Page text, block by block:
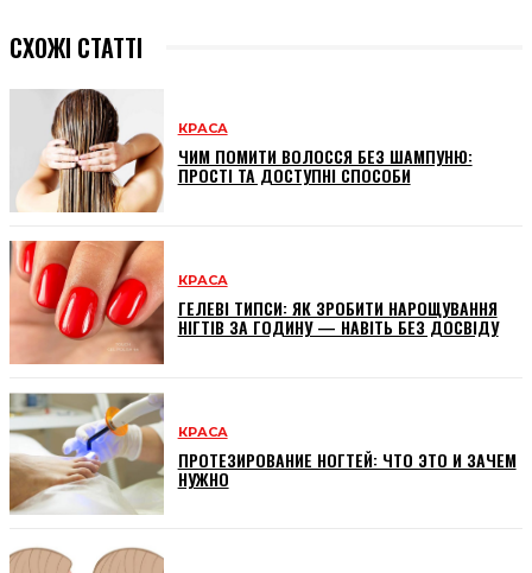
СХОЖІ СТАТТІ
КРАСА
ЧИМ ПОМИТИ ВОЛОССЯ БЕЗ ШАМПУНЮ:
ПРОСТІ ТА ДОСТУПНІ СПОСОБИ
КРАСА
ГЕЛЕВІ ТИПСИ: ЯК ЗРОБИТИ НАРОЩУВАННЯ
НІГТІВ ЗА ГОДИНУ — НАВІТЬ БЕЗ ДОСВІДУ
КРАСА
ПРОТЕЗИРОВАНИЕ НОГТЕЙ: ЧТО ЭТО И ЗАЧЕМ
НУЖНО